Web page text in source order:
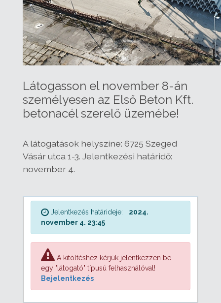
Látogasson el november 8-án
személyesen az Első Beton Kft.
betonacél szerelő üzemébe!
A látogatások helyszíne: 6725 Szeged
Vásár utca 1-3. Jelentkezési határidő:
november 4.
Jelentkezés határideje:
2024.
november 4. 23:45
A kitöltéshez kérjük jelentkezzen be
egy "látogató" típusú felhasználóval!
Bejelentkezés